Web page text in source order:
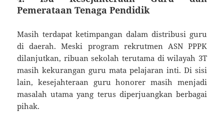
Pemerataan Tenaga Pendidik
Masih terdapat ketimpangan dalam distribusi guru
di daerah. Meski program rekrutmen ASN PPPK
dilanjutkan, ribuan sekolah terutama di wilayah 3T
masih kekurangan guru mata pelajaran inti. Di sisi
lain, kesejahteraan guru honorer masih menjadi
masalah utama yang terus diperjuangkan berbagai
pihak.